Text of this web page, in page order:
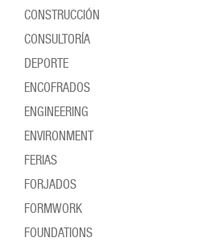
CONSTRUCCIÓN
CONSULTORÍA
DEPORTE
ENCOFRADOS
ENGINEERING
ENVIRONMENT
FERIAS
FORJADOS
FORMWORK
FOUNDATIONS